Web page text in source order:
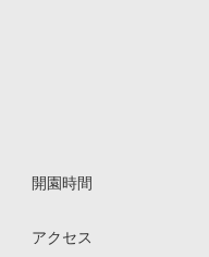
開園時間
アクセス